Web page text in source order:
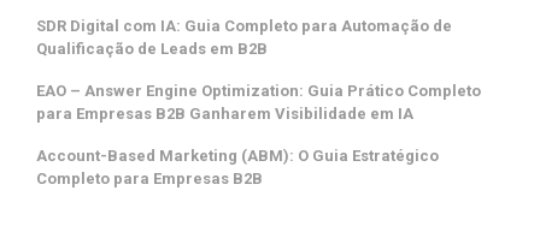
SDR Digital com IA: Guia Completo para Automação de
Qualificação de Leads em B2B
EAO – Answer Engine Optimization: Guia Prático Completo
para Empresas B2B Ganharem Visibilidade em IA
Account-Based Marketing (ABM): O Guia Estratégico
Completo para Empresas B2B